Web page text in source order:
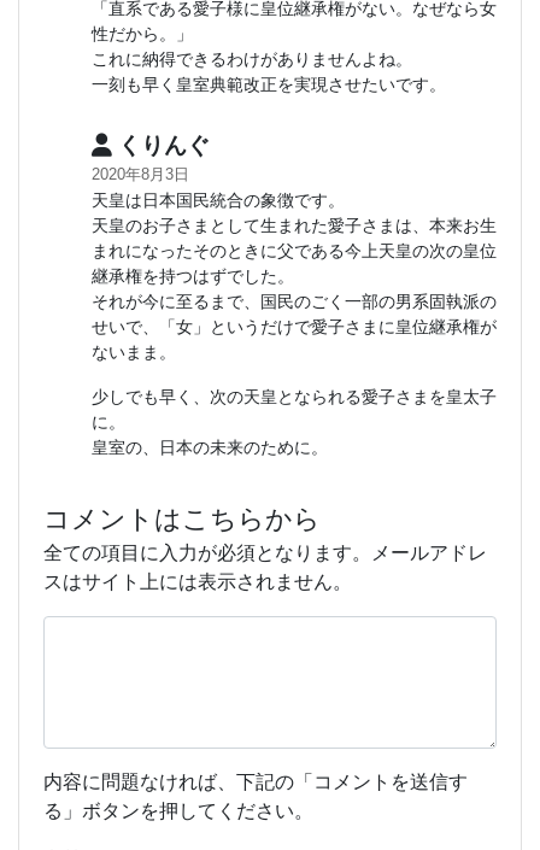
「直系である愛子様に皇位継承権がない。なぜなら女
性だから。」
これに納得できるわけがありませんよね。
一刻も早く皇室典範改正を実現させたいです。
くりんぐ
2020年8月3日
天皇は日本国民統合の象徴です。
天皇のお子さまとして生まれた愛子さまは、本来お生
まれになったそのときに父である今上天皇の次の皇位
継承権を持つはずでした。
それが今に至るまで、国民のごく一部の男系固執派の
せいで、「女」というだけで愛子さまに皇位継承権が
ないまま。
少しでも早く、次の天皇となられる愛子さまを皇太子
に。
皇室の、日本の未来のために。
コメントはこちらから
全ての項目に入力が必須となります。メールアドレ
スはサイト上には表示されません。
内容に問題なければ、下記の「コメントを送信す
る」ボタンを押してください。